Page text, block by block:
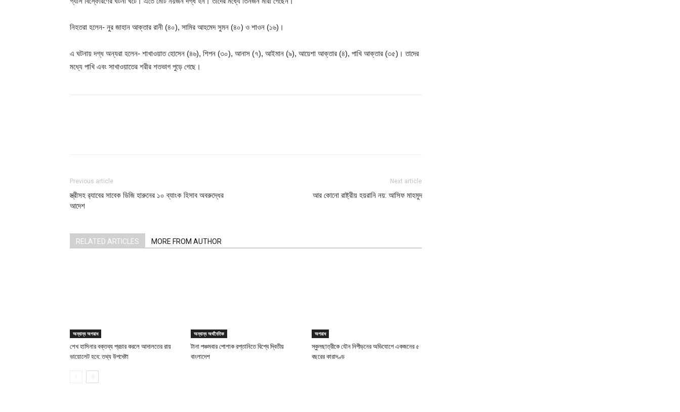
নিহতরা হলেন- নুর জাহান আক্তার রানী (৪০), সামির আহমেদ সুমন (৪০) ও শাওন (১৬)।
এ ঘটনায় দগ্ধ অন্যরা হলেন- শাখাওয়াত হোসেন (৪৬), শিপন (৩০), আনাস (৭), আইমান (৯), আয়েশা আক্তার (৪), পাখি আক্তার (৩৫)। তাদের
মধ্যে পাখি এবং সাখাওয়াতের শরীর শতভাগ পুড়ে গেছে।
Previous article
স্ত্রীসহ র‍্যাবের সাবেক ডিজি হারুনের ১০ ব্যাংক হিসাব অবরুদ্ধের
আদেশ
Next article
আর কোনো রাষ্ট্রীয় হয়রানি নয়: আসিফ মাহমুদ
RELATED ARTICLES MORE FROM AUTHOR
অন্যান্য অপরাধ
শেখ হাসিনার বক্তব্য প্রচার করলে আদালতের রায়
ভায়োলেট হবে: তথ্য উপদেষ্টা
অন্যান্য অর্থনৈতিক
টানা পঞ্চমবার পোশাক রপ্তানিতে বিশ্বে দ্বিতীয়
বাংলাদেশ
অপরাধ
স্কুলছাত্রীকে যৌন নিপীড়নের অভিযোগে একজনের ৫
বছরের কারাদণ্ড